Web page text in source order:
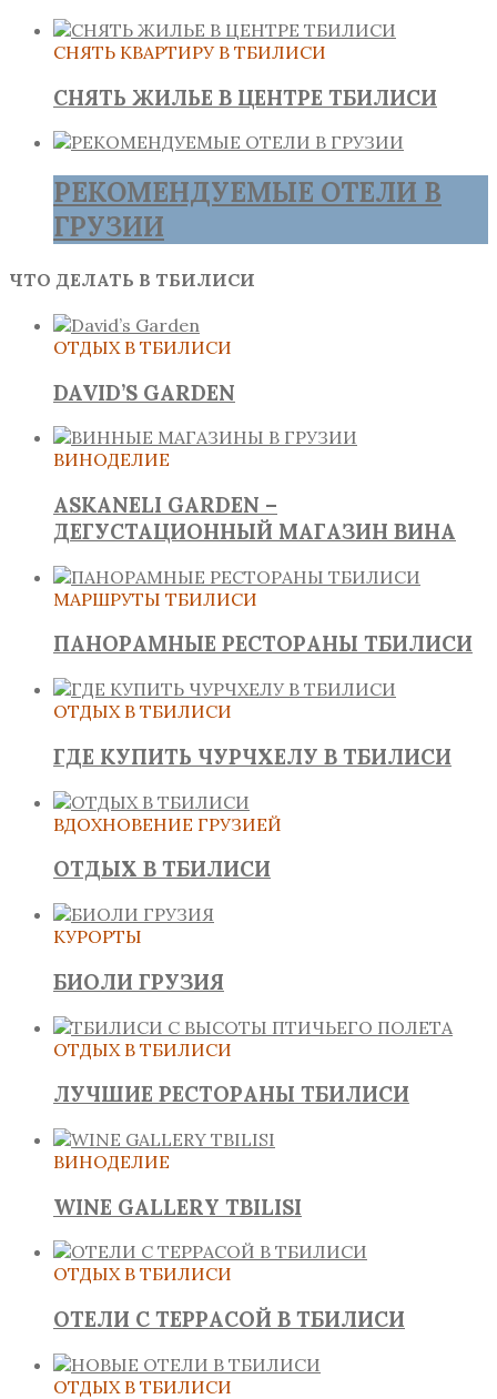
СНЯТЬ КВАРТИРУ В ТБИЛИСИ
СНЯТЬ ЖИЛЬЕ В ЦЕНТРЕ ТБИЛИСИ
РЕКОМЕНДУЕМЫЕ ОТЕЛИ В
ГРУЗИИ
ЧТО ДЕЛАТЬ В ТБИЛИСИ
ОТДЫХ В ТБИЛИСИ
DAVID’S GARDEN
ВИНОДЕЛИЕ
ASKANELI GARDEN –
ДЕГУСТАЦИОННЫЙ МАГАЗИН ВИНА
МАРШРУТЫ ТБИЛИСИ
ПАНОРАМНЫЕ РЕСТОРАНЫ ТБИЛИСИ
ОТДЫХ В ТБИЛИСИ
ГДЕ КУПИТЬ ЧУРЧХЕЛУ В ТБИЛИСИ
ВДОХНОВЕНИЕ ГРУЗИЕЙ
ОТДЫХ В ТБИЛИСИ
КУРОРТЫ
БИОЛИ ГРУЗИЯ
ОТДЫХ В ТБИЛИСИ
ЛУЧШИЕ РЕСТОРАНЫ ТБИЛИСИ
ВИНОДЕЛИЕ
WINE GALLERY TBILISI
ОТДЫХ В ТБИЛИСИ
ОТЕЛИ С ТЕРРАСОЙ В ТБИЛИСИ
ОТДЫХ В ТБИЛИСИ